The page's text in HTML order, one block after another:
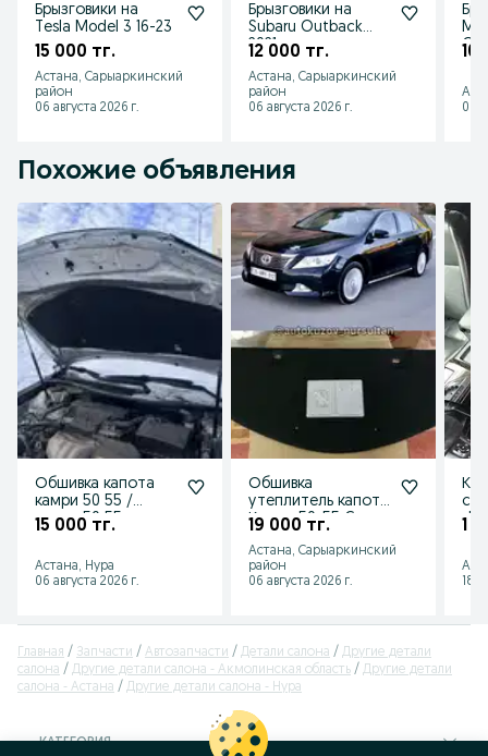
Брызговики на
Tesla Model 3 16-23
15 000 тг.
Астана, Сарыаркинский
район
06 августа 2026 г.
Брызговики на
Subaru Outback
2021
12 000 тг.
Астана, Сарыаркинский
район
06 августа 2026 г.
10
06
Похожие объявления
Обшивка капота
камри 50 55 /
camry 50 55
15 000 тг.
Астана, Нура
06 августа 2026 г.
Обшивка
утеплитель капота
Камри 50-55 Camry
11-18
19 000 тг.
Астана, Сарыаркинский
район
06 августа 2026 г.
-
1
18
Главная Запчасти Автозапчасти Детали салона
Другие детали
салона
Другие детали салона - Акмолинская область
Другие детали
салона - Астана
Другие детали салона - Нура
КАТЕГОРИЯ